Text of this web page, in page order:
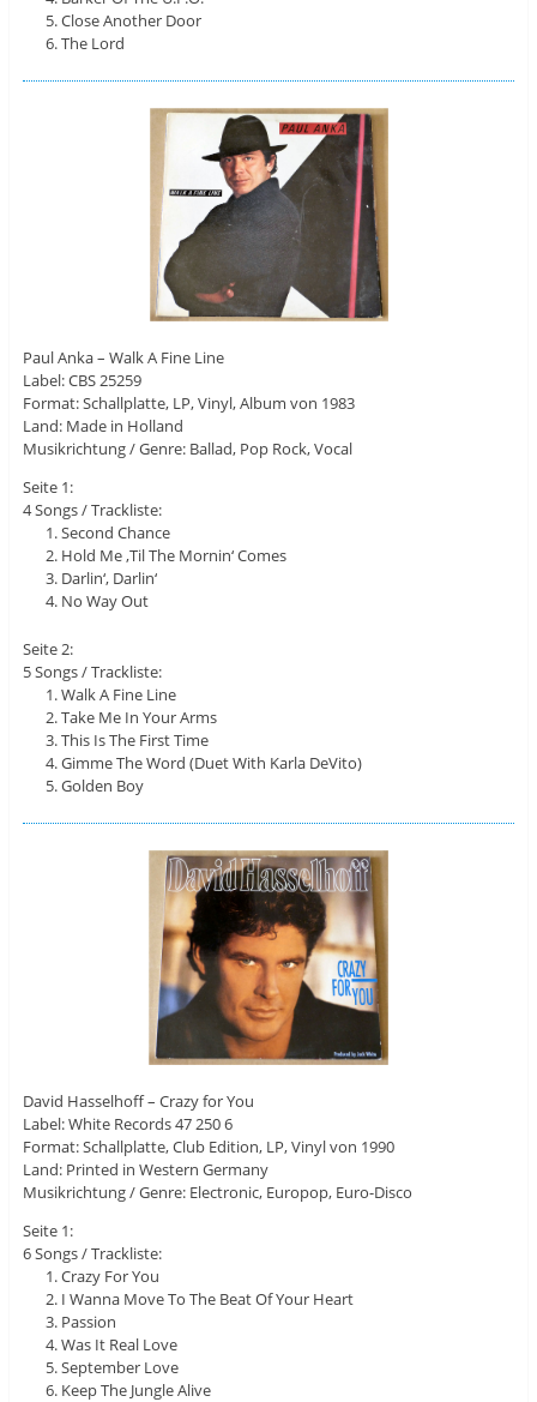
Close Another Door
The Lord
Paul Anka – Walk A Fine Line
Label: CBS 25259
Format: Schallplatte, LP, Vinyl, Album von 1983
Land: Made in Holland
Musikrichtung / Genre: Ballad, Pop Rock, Vocal
Seite 1:
4 Songs / Trackliste:
Second Chance
Hold Me ‚Til The Mornin‘ Comes
Darlin‘, Darlin‘
No Way Out
Seite 2:
5 Songs / Trackliste:
Walk A Fine Line
Take Me In Your Arms
This Is The First Time
Gimme The Word (Duet With Karla DeVito)
Golden Boy
David Hasselhoff – Crazy for You
Label: White Records 47 250 6
Format: Schallplatte, Club Edition, LP, Vinyl von 1990
Land: Printed in Western Germany
Musikrichtung / Genre: Electronic, Europop, Euro-Disco
Seite 1:
6 Songs / Trackliste:
Crazy For You
I Wanna Move To The Beat Of Your Heart
Passion
Was It Real Love
September Love
Keep The Jungle Alive